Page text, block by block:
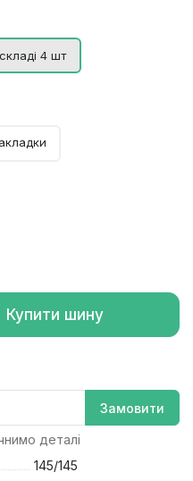
4 шт
Купити шину
Замовити
деталі
145/145